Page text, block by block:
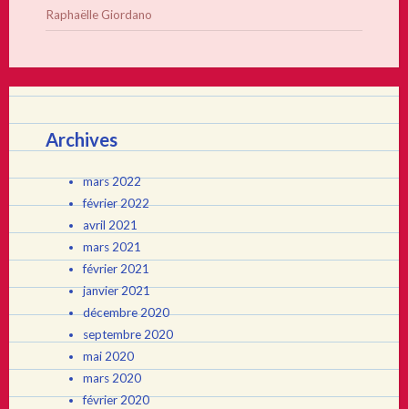
Raphaëlle Giordano
Archives
mars 2022
février 2022
avril 2021
mars 2021
février 2021
janvier 2021
décembre 2020
septembre 2020
mai 2020
mars 2020
février 2020